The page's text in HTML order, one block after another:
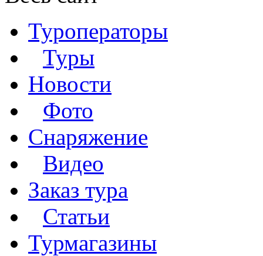
Туроператоры
Туры
Новости
Фото
Снаряжение
Видео
Заказ тура
Статьи
Турмагазины